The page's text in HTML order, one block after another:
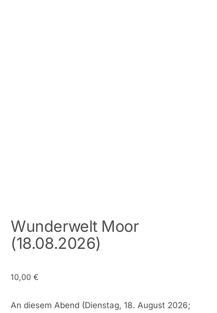
Wunderwelt Moor
(18.08.2026)
10,00€
An diesem Abend (Dienstag, 18. August 2026;